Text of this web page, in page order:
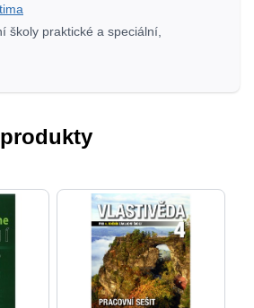
školy praktické a speciální